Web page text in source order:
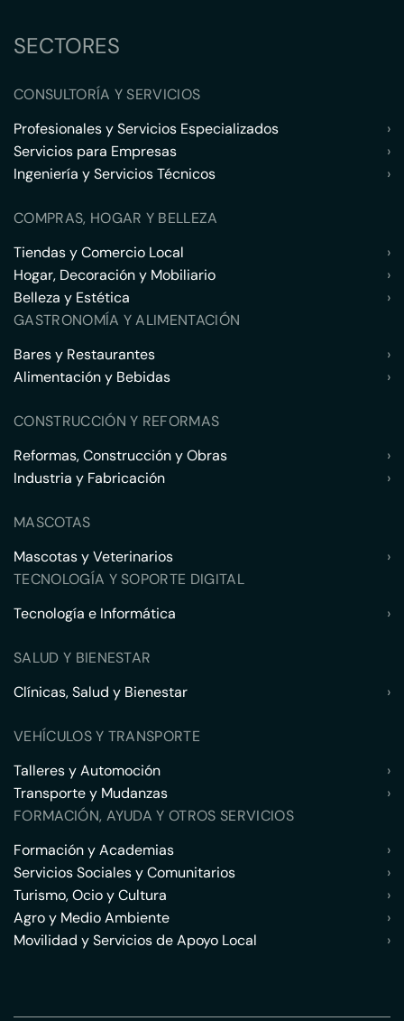
SECTORES
CONSULTORÍA Y SERVICIOS
Profesionales y Servicios Especializados
›
Servicios para Empresas
›
Ingeniería y Servicios Técnicos
›
COMPRAS, HOGAR Y BELLEZA
Tiendas y Comercio Local
›
Hogar, Decoración y Mobiliario
›
Belleza y Estética
›
GASTRONOMÍA Y ALIMENTACIÓN
Bares y Restaurantes
›
Alimentación y Bebidas
›
CONSTRUCCIÓN Y REFORMAS
Reformas, Construcción y Obras
›
Industria y Fabricación
›
MASCOTAS
Mascotas y Veterinarios
›
TECNOLOGÍA Y SOPORTE DIGITAL
Tecnología e Informática
›
SALUD Y BIENESTAR
Clínicas, Salud y Bienestar
›
VEHÍCULOS Y TRANSPORTE
Talleres y Automoción
›
Transporte y Mudanzas
›
FORMACIÓN, AYUDA Y OTROS SERVICIOS
Formación y Academias
›
Servicios Sociales y Comunitarios
›
Turismo, Ocio y Cultura
›
Agro y Medio Ambiente
›
Movilidad y Servicios de Apoyo Local
›